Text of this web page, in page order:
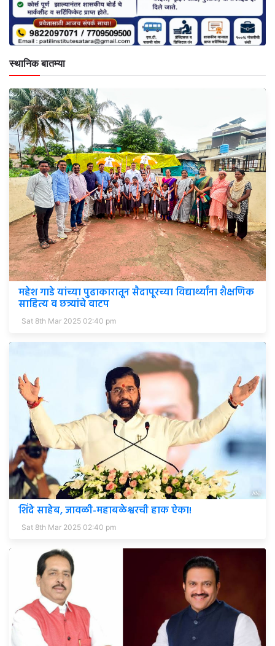
स्थानिक बातम्या
महेश गाडे यांच्या पुढाकारातून सैदापूरच्या विद्यार्थ्यांना शैक्षणिक
साहित्य व छत्र्यांचे वाटप
Sat 8th Mar 2025 02:40 pm
शिंदे साहेब, जावळी-महाबळेश्वरची हाक ऐका!
Sat 8th Mar 2025 02:40 pm